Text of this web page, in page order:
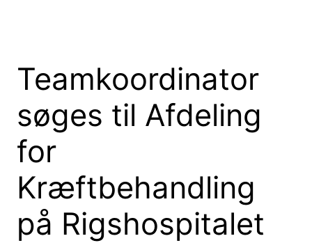
Teamkoordinator
søges til Afdeling
for
Kræftbehandling
på Rigshospitalet